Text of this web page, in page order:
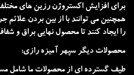
برای افزایش اکستروژن رزین های
همچنین می توانند با از بین بردن
را ایجاد کنند تا محصول نهایی براق و
محصولات دیگر سپهر آمیزه رازی:
طیف گسترده ای از محصولات ما شامل